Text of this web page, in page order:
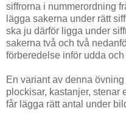
siffrorna i nummerordning
lägga sakerna under rätt
ska ju därför ligga under
sakerna två och två
förberedelse inför udda och
En variant av denna
plockisar, kastanjer, stenar
får lägga rätt antal under